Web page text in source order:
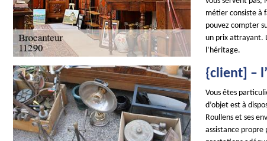
métier consiste à
pouvez compter
un prix attrayant.
l’héritage.
{client] –
Vous êtes
d’objet est à
Roullens et ses
assistance propre